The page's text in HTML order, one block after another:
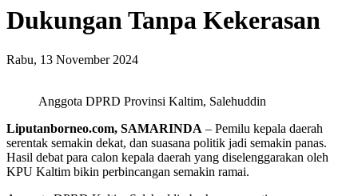
Dukungan Tanpa Kekerasan
Rabu, 13 November 2024
Anggota DPRD Provinsi Kaltim, Salehuddin
Liputanborneo.com, SAMARINDA – Pemilu kepala daerah
serentak semakin dekat, dan suasana politik jadi semakin panas.
Hasil debat para calon kepala daerah yang diselenggarakan oleh
KPU Kaltim bikin perbincangan semakin ramai.